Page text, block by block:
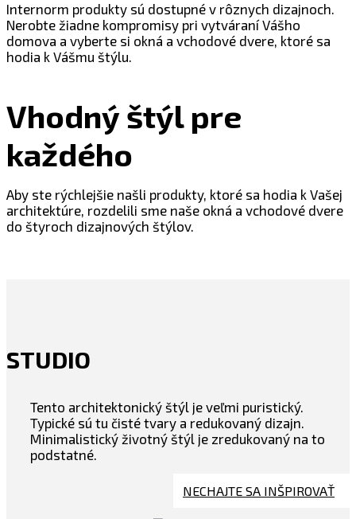
Internorm produkty sú dostupné v rôznych dizajnoch.
Nerobte žiadne kompromisy pri vytváraní Vášho
domova a vyberte si okná a vchodové dvere, ktoré sa
hodia k Vášmu štýlu.
Vhodný štýl pre
každého
Aby ste rýchlejšie našli produkty, ktoré sa hodia k Vašej
architektúre, rozdelili sme naše okná a vchodové dvere
do štyroch dizajnových štýlov.
STUDIO
Tento architektonický štýl je veľmi puristický.
Typické sú tu čisté tvary a redukovaný dizajn.
Minimalistický životný štýl je zredukovaný na to
podstatné.
NECHAJTE SA INŠPIROVAŤ